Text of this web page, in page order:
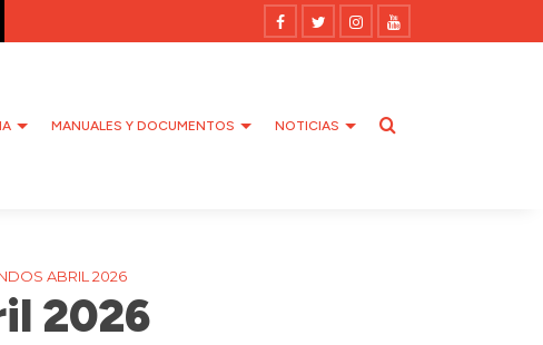
MANUALES Y DOCUMENTOS NOTICIAS
ABRIL 2026
2026